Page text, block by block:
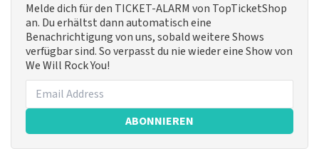
Melde dich für den TICKET-ALARM von TopTicketShop
an. Du erhältst dann automatisch eine
Benachrichtigung von uns, sobald weitere Shows
verfügbar sind. So verpasst du nie wieder eine Show von
We Will Rock You!
ABONNIEREN